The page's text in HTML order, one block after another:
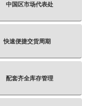
中国区市场代表处
快速便捷交货周期
配套齐全库存管理